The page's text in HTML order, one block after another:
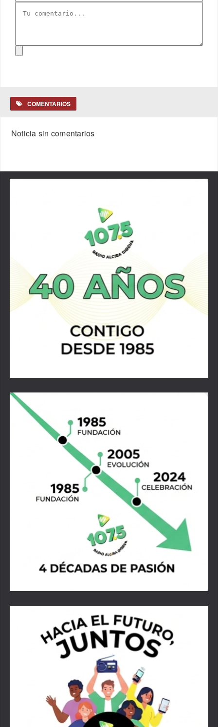
COMENTARIOS
Noticia sin comentarios